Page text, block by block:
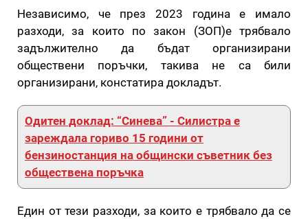
Независимо, че през 2023 година е имало
разходи, за които по закон (ЗОП)е трябвало
задължително да бъдат организирани
обществени поръчки, такива не са били
организирани, констатира докладът.
Одитен доклад: “Синева” - Силистра е
зареждала гориво 15 години от
бензиностанция на общински съветник без
обществена поръчка
Един от тези разходи, за които е трябвало да се